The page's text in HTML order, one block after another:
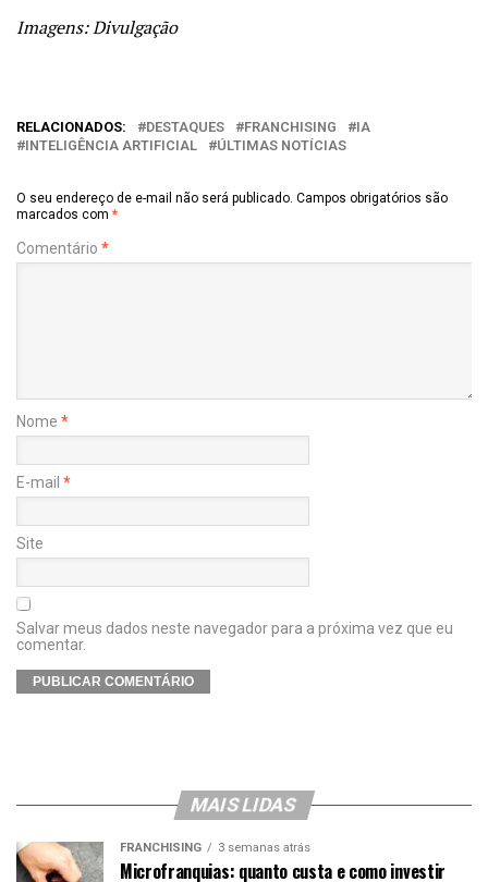
Imagens: Divulgação
RELACIONADOS: DESTAQUES FRANCHISING
IA
INTELIGÊNCIA ARTIFICIAL
ÚLTIMAS NOTÍCIAS
O seu endereço de e-mail não será publicado. Campos obrigatórios são
marcados com *
Comentário *
Nome *
E-mail *
Site
Salvar meus dados neste navegador para a próxima vez que eu
comentar.
MAIS LIDAS
FRANCHISING 3 semanas atrás
Microfranquias: quanto custa e como investir